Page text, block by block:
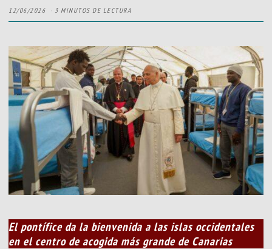
12/06/2026 3 MINUTOS DE LECTURA
El pontífice da la bienvenida a las islas occidentales
en el centro de acogida más grande de Canarias